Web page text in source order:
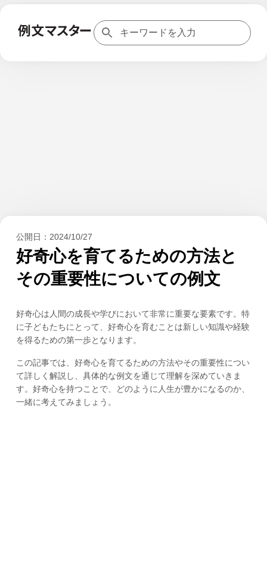
公開日： 2024/10/27
好奇心を育てるための方法と
その重要性についての例文
好奇心は人間の成長や学びにおいて非常に重要な要素です。特
に子どもたちにとって、好奇心を育むことは新しい知識や経験
を得るための第一歩となります。
この記事では、好奇心を育てるための方法やその重要性につい
て詳しく解説し、具体的な例文を通じて理解を深めていきま
す。好奇心を持つことで、どのように人生が豊かになるのか、
一緒に考えてみましょう。